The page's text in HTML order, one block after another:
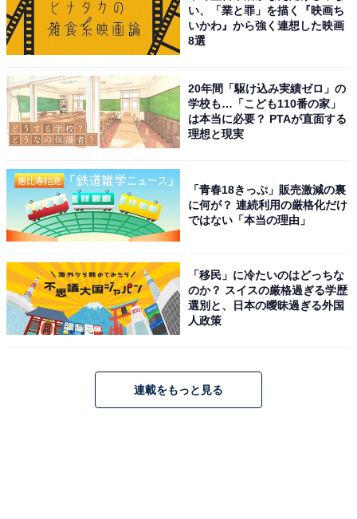
い、「業と罪」を描く『映画ち
いかわ』から強く連想した映画
8選
20年間「駆け込み実績ゼロ」の
学校も…「こども110番の家」
は本当に必要？ PTAが直面する
理想と現実
「青春18きっぷ」販売激減の裏
に何が？ 連続利用の厳格化だけ
ではない「本当の理由」
「移民」に冷たいのはどっちな
のか？ スイスの厳格過ぎる学歴
選別と、日本の曖昧過ぎる外国
人政策
連載をもっと見る